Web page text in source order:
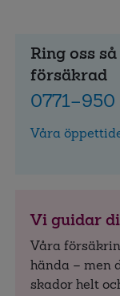
Ring oss
försäkrad
Våra
Vi guidar
Våra
hända – men
skador helt